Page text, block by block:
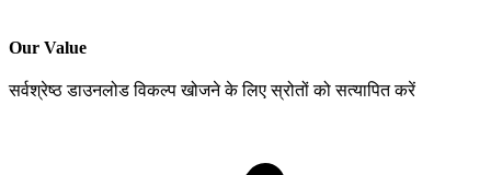
Our Value
सर्वश्रेष्ठ डाउनलोड विकल्प खोजने के लिए स्रोतों को सत्यापित करें